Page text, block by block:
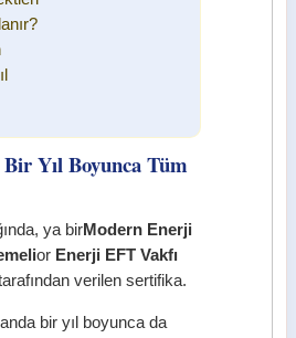
Yıl Boyunca Tüm
ya birModern Enerji
or Enerji EFT Vakfı
verilen sertifika.
bir yıl boyunca da